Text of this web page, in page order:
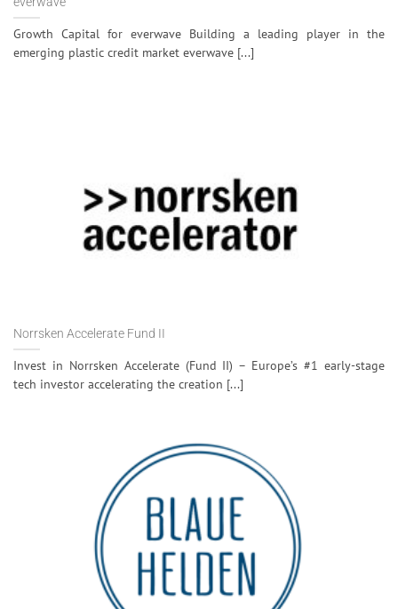
Growth Capital for everwave Building a leading player in the
emerging plastic credit market everwave [...]
Norrsken Accelerate Fund II
Invest in Norrsken Accelerate (Fund II) – Europe’s #1 early-stage
tech investor accelerating the creation [...]